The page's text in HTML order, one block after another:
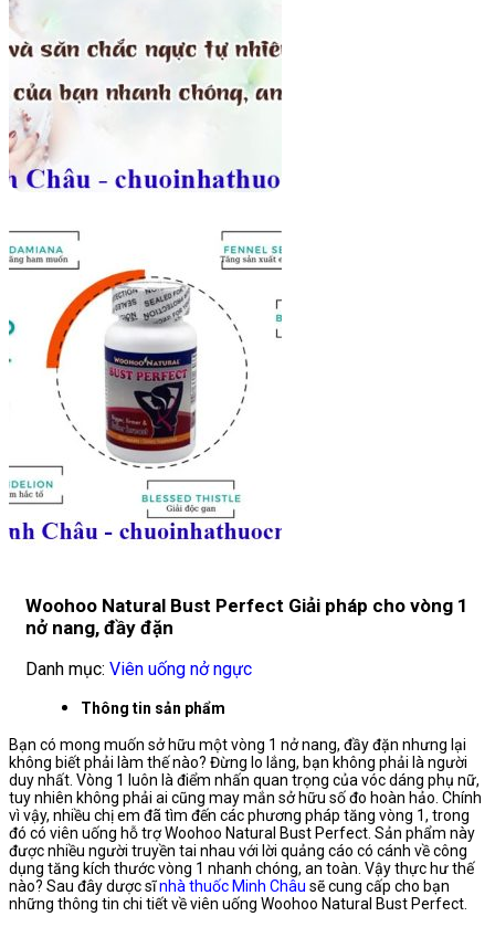
Woohoo Natural Bust Perfect Giải pháp cho vòng 1
nở nang, đầy đặn
Danh mục: Viên uống nở ngực
Thông tin sản phẩm
Bạn có mong muốn sở hữu một vòng 1 nở nang, đầy đặn nhưng lại
không biết phải làm thế nào? Đừng lo lắng, bạn không phải là người
duy nhất. Vòng 1 luôn là điểm nhấn quan trọng của vóc dáng phụ nữ,
tuy nhiên không phải ai cũng may mắn sở hữu số đo hoàn hảo. Chính
vì vậy, nhiều chị em đã tìm đến các phương pháp tăng vòng 1, trong
đó có viên uống hỗ trợ Woohoo Natural Bust Perfect. Sản phẩm này
được nhiều người truyền tai nhau với lời quảng cáo có cánh về công
dụng tăng kích thước vòng 1 nhanh chóng, an toàn. Vậy thực hư thế
nào? Sau đây dược sĩnhà thuốc Minh Châu sẽ cung cấp cho bạn
những thông tin chi tiết về viên uống Woohoo Natural Bust Perfect.